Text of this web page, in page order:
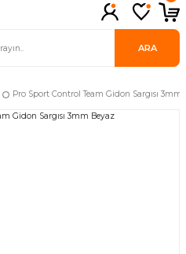
ARA
Pro Sport Control Team Gidon Sargısı 3mm